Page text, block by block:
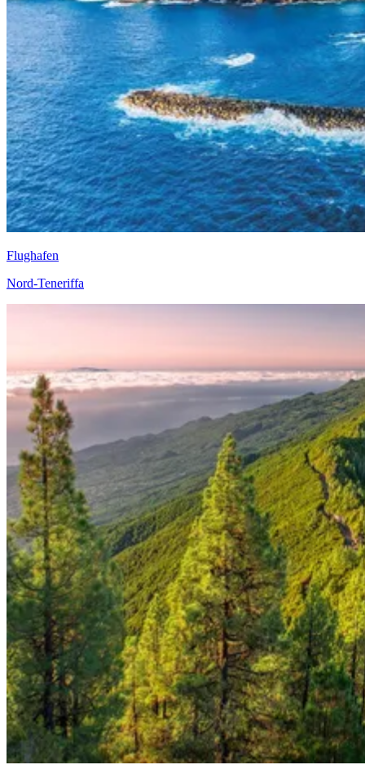
Flughafen
Nord-Teneriffa